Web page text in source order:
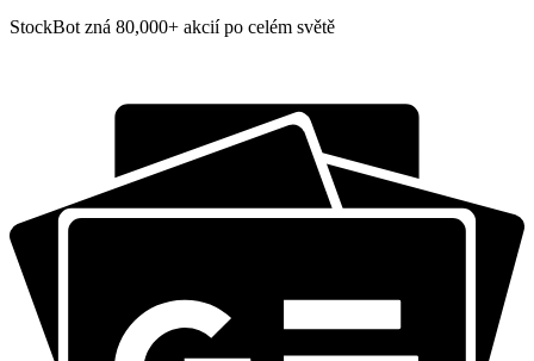
StockBot zná 80,000+ akcií po celém světě